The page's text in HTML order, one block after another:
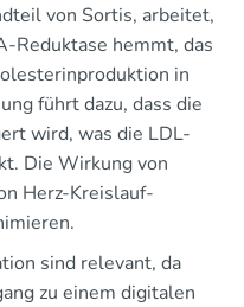
von Sortis, arbeitet,
Reduktase hemmt, das
in
führt dazu, dass die
wird, was die LDL-
Die Wirkung von
Herz-Kreislauf-
sind relevant, da
zu einem digitalen